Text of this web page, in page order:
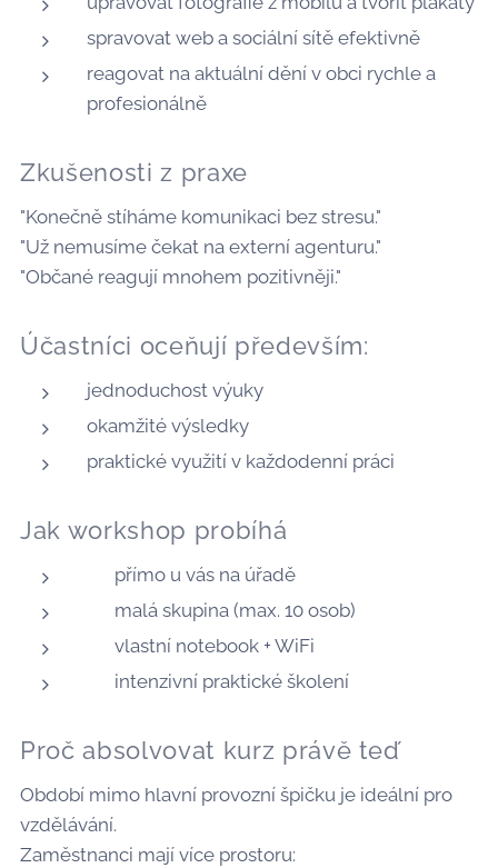
spravovat web a sociální sítě efektivně
reagovat na aktuální dění v obci rychle a
profesionálně
Zkušenosti z praxe
"Konečně stíháme komunikaci bez stresu."
"Už nemusíme čekat na externí agenturu."
"Občané reagují mnohem pozitivněji."
Účastníci oceňují především:
jednoduchost výuky
okamžité výsledky
praktické využití v každodenní práci
Jak workshop probíhá
📍 přímo u vás na úřadě
👥 malá skupina (max. 10 osob)
💻 vlastní notebook + WiFi
🕐 intenzivní praktické školení
Proč absolvovat kurz právě teď
Období mimo hlavní provozní špičku je ideální pro
vzdělávání.
Zaměstnanci mají více prostoru: